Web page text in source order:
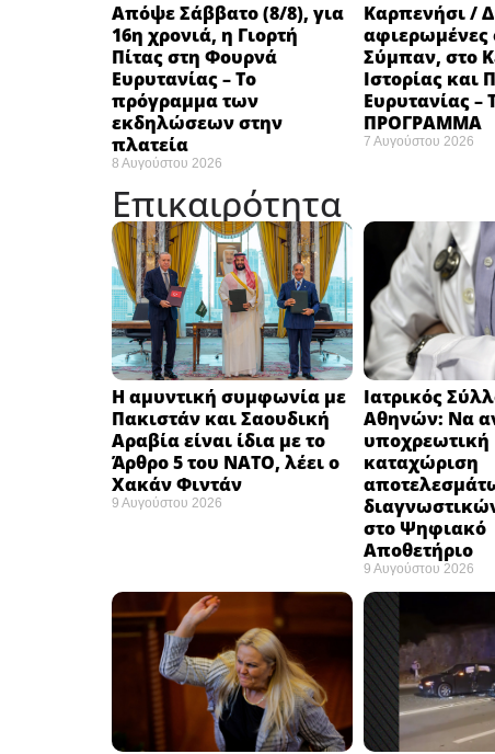
Απόψε Σάββατο (8/8), για
16η χρονιά, η Γιορτή
Πίτας στη Φουρνά
Ευρυτανίας – Το
πρόγραμμα των
εκδηλώσεων στην
πλατεία
8 Αυγούστου 2026
Καρπενήσι /
αφιερωμένες
Σύμπαν, στο
Ιστορίας και
Ευρυτανίας –
ΠΡΟΓΡΑΜΜΑ
7 Αυγούστου 2026
Επικαιρότητα
Η αμυντική συμφωνία με
Πακιστάν και Σαουδική
Αραβία είναι ίδια με το
Άρθρο 5 του ΝΑΤΟ, λέει ο
Χακάν Φιντάν ​
9 Αυγούστου 2026
Ιατρικός
Αθηνών: Να
υποχρεωτική
καταχώριση
στο Ψηφιακό
Αποθετήριο ​
9 Αυγούστου 2026